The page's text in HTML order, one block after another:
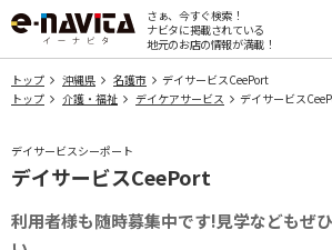
さぁ、今すぐ検索！
ナビタに掲載されている
地元のお店の情報が満載！
トップ 沖縄県 名護市
デイサービスCeePort
トップ
介護・福祉 デイケアサービス デイサービス
デイサービスシーポート
デイサービスCeePort
利用者様も随時募集中です!見学などもぜ